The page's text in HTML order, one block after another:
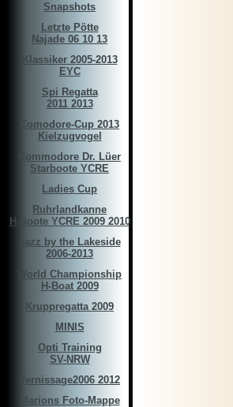
Snapshots
Letzte Pötte
Najade 06 10 13
Klassiker 2005-2013
EYC
Spi Regatta
2011 2013
Comodore-Cup 2013
Kielzugvogel
Commodore Dr. Lüer
Starboote YCRE
Ladies Cup
Ruhrlandkanne
H-Boote YCRE 2009 2010
Jazz by the Lakeside
2006-2013
World Championship
H-Boat 2009
Kruppregatta 2009
MINIS
Opti Training
SV-NRW
Vernissage2006 2012
Marions Foto-Mappe